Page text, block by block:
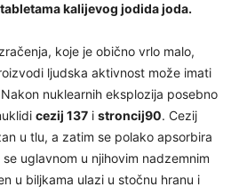
kalijevog jodida joda.
koje je obično vrlo malo,
ljudska aktivnost može imati
nuklearnih eksplozija posebno
cezij 137 i stroncij90. Cezij
u tlu, a zatim se polako apsorbira
uglavnom u njihovim nadzemnim
u biljkama ulazi u stočnu hranu i